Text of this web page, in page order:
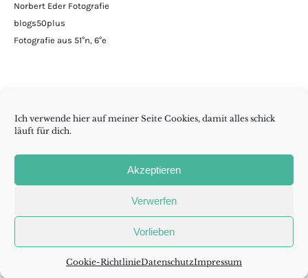
Ich verwende hier auf meiner Seite Cookies, damit alles schick
läuft für dich.
Akzeptieren
Verwerfen
Vorlieben
Cookie-RichtlinieDatenschutzImpressum
Norbert Eder Fotografie
blogs50plus
Fotografie aus 51°n, 6°e
Aurelia
auf
Mastodon
Richtlinie
(EU)
Copyright © 2015 - 2026 wenig reicht auch